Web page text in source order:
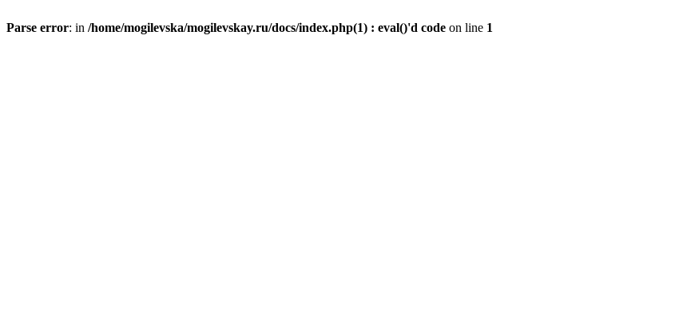
Parse error: in /home/mogilevska/mogilevskay.ru/docs/index.php(1) : eval()'d code on line 1